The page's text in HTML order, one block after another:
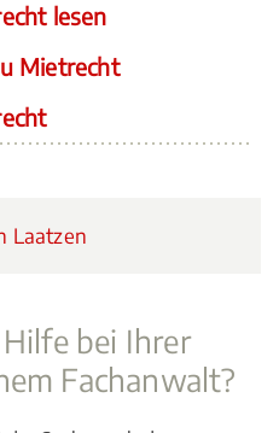
lesen
Mietrecht
Laatzen
bei Ihrer
Fachanwalt?